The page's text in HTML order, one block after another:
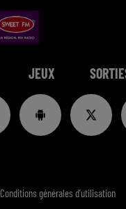
JEUX
Conditions générales d'utilisation